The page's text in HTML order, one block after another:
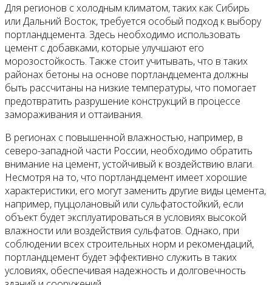
Для регионов с холодным климатом, таких как Сибирь
или Дальний Восток, требуется особый подход к выбору
портландцемента. Здесь необходимо использовать
цемент с добавками, которые улучшают его
морозостойкость. Также стоит учитывать, что в таких
районах бетоны на основе портландцемента должны
быть рассчитаны на низкие температуры, что помогает
предотвратить разрушение конструкций в процессе
замораживания и оттаивания.
В регионах с повышенной влажностью, например, в
северо-западной части России, необходимо обратить
внимание на цемент, устойчивый к воздействию влаги.
Несмотря на то, что портландцемент имеет хорошие
характеристики, его могут заменить другие виды цемента,
например, пуццолановый или сульфатостойкий, если
объект будет эксплуатироваться в условиях высокой
влажности или воздействия сульфатов. Однако, при
соблюдении всех строительных норм и рекомендаций,
портландцемент будет эффективно служить в таких
условиях, обеспечивая надежность и долговечность